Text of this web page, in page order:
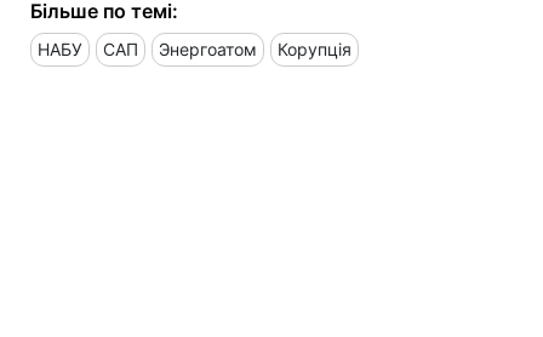
Більше по темі:
НАБУ САП Энергоатом Корупція